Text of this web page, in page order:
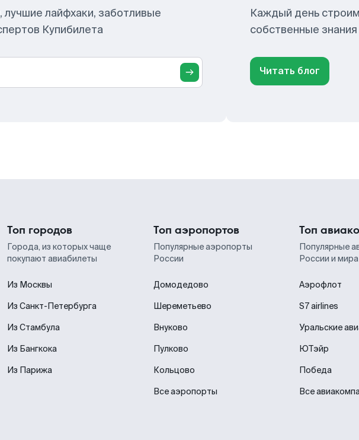
лайфхаки, заботливые
Купибилета
Каждый день
собственные
Читать блог
Топ городов
Города, из которых чаще
покупают авиабилеты
Из Москвы
Из Санкт-Петербурга
Из Стамбула
Из Бангкока
Из Парижа
Топ аэропортов
Популярные аэропорты
России
Домодедово
Шереметьево
Внуково
Пулково
Кольцово
Все аэропорты
Топ
Популярные
России и мира
Аэрофлот
S7 airlines
Уральские
ЮТэйр
Победа
Все